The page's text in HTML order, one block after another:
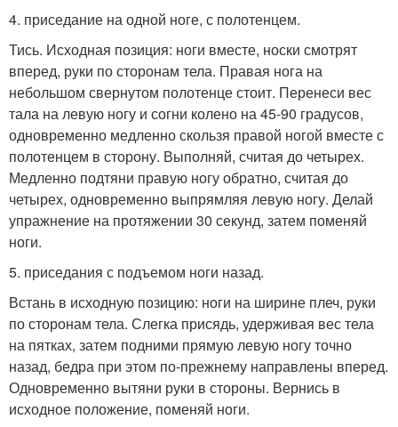
4. приседание на одной ноге, с полотенцем.
Тись. Исходная позиция: ноги вместе, носки смотрят
вперед, руки по сторонам тела. Правая нога на
небольшом свернутом полотенце стоит. Перенеси вес
тала на левую ногу и согни колено на 45-90 градусов,
одновременно медленно скользя правой ногой вместе с
полотенцем в сторону. Выполняй, считая до четырех.
Медленно подтяни правую ногу обратно, считая до
четырех, одновременно выпрямляя левую ногу. Делай
упражнение на протяжении 30 секунд, затем поменяй
ноги.
5. приседания с подъемом ноги назад.
Встань в исходную позицию: ноги на ширине плеч, руки
по сторонам тела. Слегка присядь, удерживая вес тела
на пятках, затем подними прямую левую ногу точно
назад, бедра при этом по-прежнему направлены вперед.
Одновременно вытяни руки в стороны. Вернись в
исходное положение, поменяй ноги.